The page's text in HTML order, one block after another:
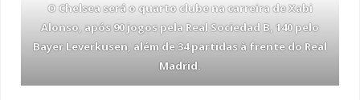
O Chelsea será o quarto clube na carreira de Xabi
Alonso, após 90 jogos pela Real Sociedad B, 140 pelo
Bayer Leverkusen, além de 34 partidas à frente do Real
Madrid.